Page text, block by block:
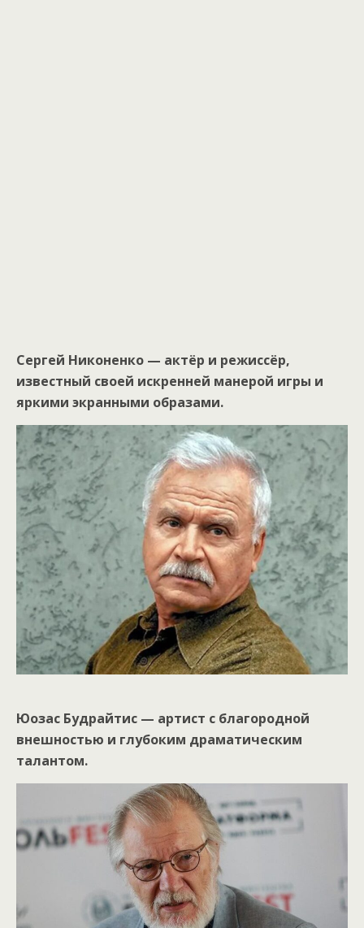
Сергей Никоненко — актёр и режиссёр,
известный своей искренней манерой игры и
яркими экранными образами.
Юозас Будрайтис — артист с благородной
внешностью и глубоким драматическим
талантом.